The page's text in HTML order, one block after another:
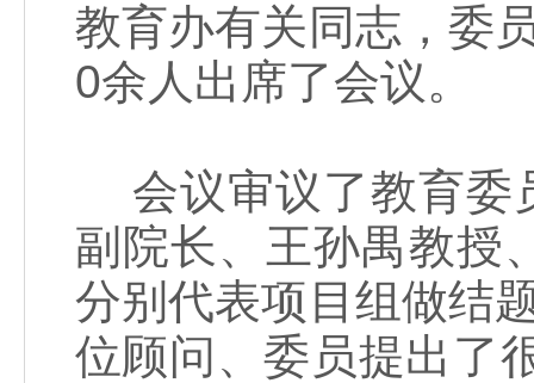
教育办有关同志，委
0余人出席了会议。
会议审议了教育委
副院长、王孙禺教授
分别代表项目组做结
位顾问、委员提出了